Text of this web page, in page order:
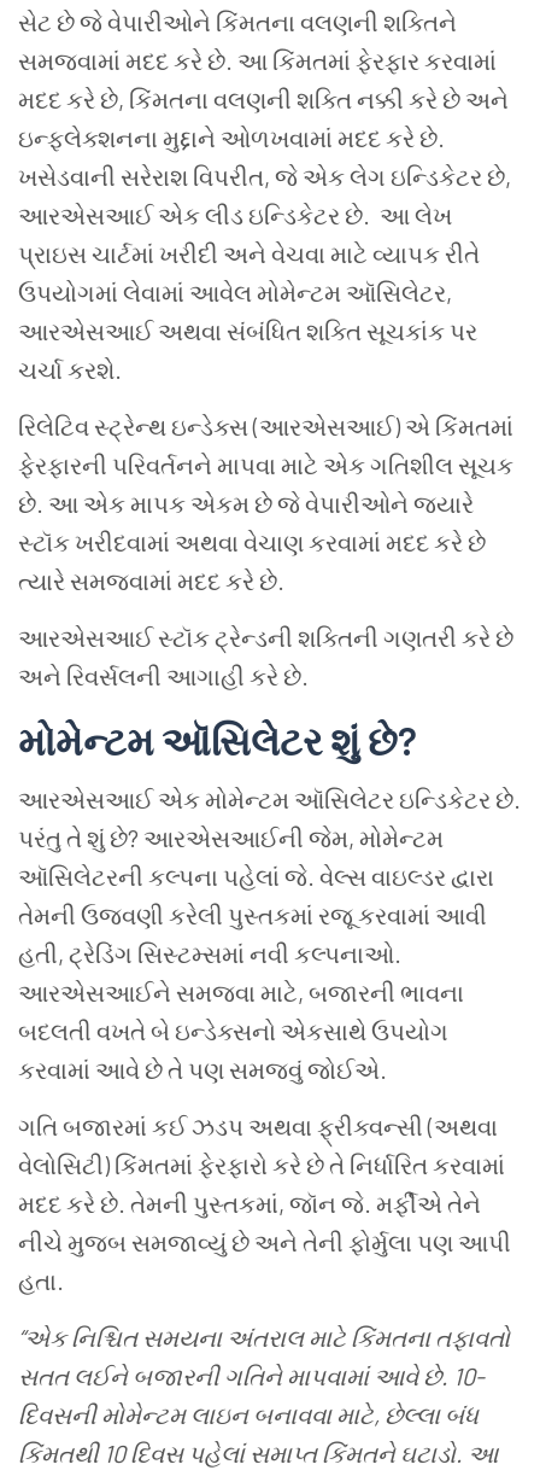
સેટ છેજેવેપારીઓને કિંમતના વલણની શક્તિને
સમજવામાં મદદકરે છે. આ કિંમતમાં ફેરફારકરવામાં
મદદકરે છે, કિંમતના વલણની શક્તિનક્કી કરે છે અને
ઇન્ફ્લેક્શનના મુદ્દાને ઓળખવામાં મદદકરે છે.
ખસેડવાની સરેરાશ વિપરીત, જે એકલેગ ઇન્ડિકેટર છે,
આરએસઆઈ એકલીડઇન્ડિકેટર છે. આલેખ
પ્રાઇસચાર્ટમાં ખરીદી અને વેચવા માટે વ્યાપક રીતે
ઉપયોગમાં લેવામાં આવેલમોમેન્ટમ ઑસિલેટર,
આરએસઆઈ અથવા સંબંધિતશક્તિ સૂચકાંક પર
ચર્ચાકરશે.
રિલેટિવ સ્ટ્રેન્થઇન્ડેક્સ(આરએસઆઈ) એ કિંમતમાં
ફેરફારની પરિવર્તનને માપવા માટે એકગતિશીલ સૂચક
છે. આ એકમાપક એકમ છેજેવેપારીઓને જ્યારે
સ્ટૉકખરીદવામાં અથવા વેચાણકરવામાં મદદકરે છે
ત્યારે સમજવામાં મદદકરે છે.
આરએસઆઈ સ્ટૉકટ્રેન્ડની શક્તિની ગણતરી કરે છે
અને રિવર્સલની આગાહી કરે છે.
મોમેન્ટમઑસિલેટરશુંછે?
આરએસઆઈ એકમોમેન્ટમ ઑસિલેટરઇન્ડિકેટર છે.
પરંતુતેશું છે? આરએસઆઈની જેમ, મોમેન્ટમ
ઑસિલેટરની કલ્પના પહેલાં જે. વેલ્સવાઇલ્ડરદ્વારા
તેમની ઉજવણી કરેલી પુસ્તકમાં રજૂકરવામાં આવી
હતી, ટ્રેડિંગ સિસ્ટમ્સમાં નવી કલ્પનાઓ.
આરએસઆઈને સમજવા માટે, બજારની ભાવના
બદલતી વખતેબેઇન્ડેક્સનો એકસાથેઉપયોગ
કરવામાં આવે છેતે પણ સમજવુંજોઈએ.
ગતિબજારમાં કઈ ઝડપ અથવા ફ્રીક્વન્સી(અથવા
વેલોસિટી) કિંમતમાં ફેરફારો કરે છેતે નિર્ધારિતકરવામાં
મદદકરે છે. તેમની પુસ્તકમાં, જૉન જે. મર્ફીએતેને
નીચે મુજબ સમજાવ્યું છે અને તેની ફોર્મુલા પણ આપી
હતા.
“એક નિશ્ચિત સમયના અંતરાલ માટે કિંમતના તફાવતો
સતત લઈને બજારની ગતિને માપવામાં આવે છે. 10-
દિવસની મોમેન્ટમ લાઇન બનાવવા માટે, છેલ્લા બંધ
કિંમતથી10દિવસ પહેલાં સમાપ્ત કિંમતને ઘટાડો. આ